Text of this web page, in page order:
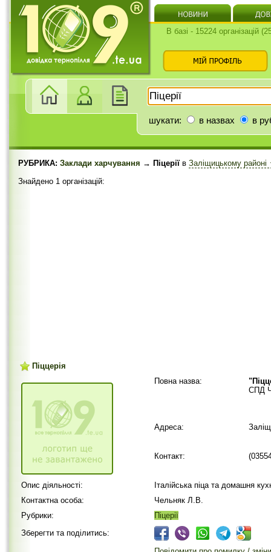
В базі - 15224 організацій
шукати: в назвах в
РУБРИКА: Заклади харчування → Піцерії в Заліщицькому районі
Знайдено 1 організацій:
Піццерія
Повна назва:
СПД
Адреса:
Контакт:
Опис діяльності:
Італійська піца та домашня
Контактна особа:
Чельняк Л.В.
Рубрики:
Піцерії
Зберегти та поділитись: